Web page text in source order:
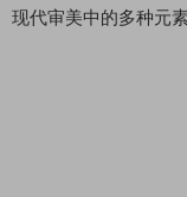
现代审美中的多种元素